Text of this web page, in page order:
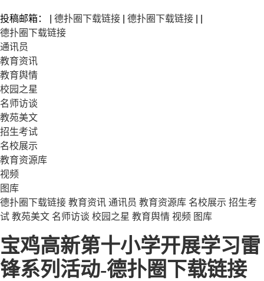
投稿邮箱： | 德扑圈下载链接 德扑圈下载链接
德扑圈下载链接
通讯员
教育资讯
教育舆情
校园之星
名师访谈
教苑美文
招生考试
名校展示
教育资源库
视频
图库
德扑圈下载链接 教育资讯 通讯员 教育资源库 名校展示 招生考
试 教苑美文 名师访谈 校园之星 教育舆情 视频 图库
宝鸡高新第十小学开展学习雷
锋系列活动-德扑圈下载链接